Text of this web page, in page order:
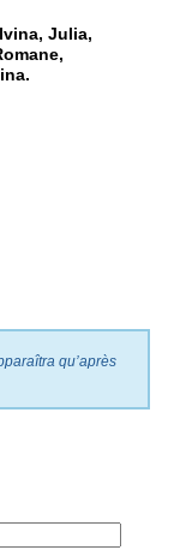
Julia,
qu’après